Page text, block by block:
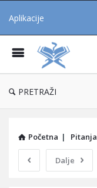
Aplikacije
PRETRAŽI
Početna | Pitanja
Dalje